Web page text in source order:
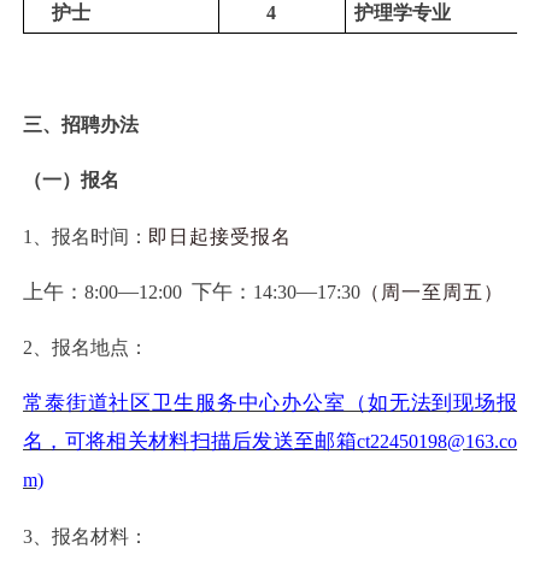
护士 4 护理学专业
三、招聘办法
（一）报名
1 、报名时间： 即日起接受报名
上午： 8:00—12:00 下午： 14:30—17:30 （周一至周五）
2 、报名地点：
常泰街道社区卫生服务中心办公室（如无法到现场报
名，可将相关材料扫描后发送至邮箱ct22450198@163.co
m)
3 、报名材料：